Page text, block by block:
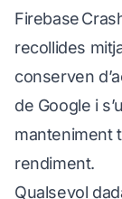
Firebase
recollides
conserven
de Google i
manteniment
rendiment.
Qualsevol